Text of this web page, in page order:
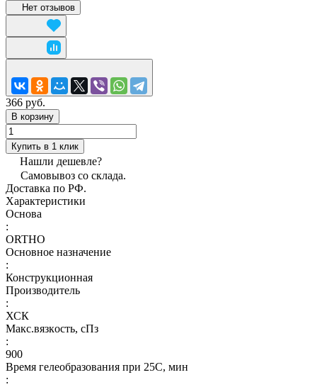
Нет отзывов
366 руб.
В корзину
Купить в 1 клик
Нашли дешевле?
Самовывоз со склада.
Доставка по РФ.
Характеристики
Основа
:
ORTHO
Основное назначение
:
Конструкционная
Производитель
:
ХСК
Макс.вязкoсть, сПз
:
900
Время гелеобразования при 25С, мин
: